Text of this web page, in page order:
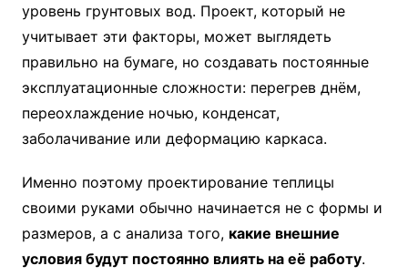
уровень грунтовых вод. Проект, который не
учитывает эти факторы, может выглядеть
правильно на бумаге, но создавать постоянные
эксплуатационные сложности: перегрев днём,
переохлаждение ночью, конденсат,
заболачивание или деформацию каркаса.
Именно поэтому проектирование теплицы
своими руками обычно начинается не с формы и
размеров, а с анализа того, какие внешние
условия будут постоянно влиять на её работу.